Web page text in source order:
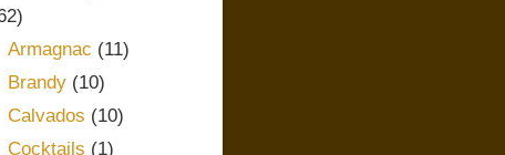
Armagnac (11)
Brandy (10)
Calvados (10)
Cocktails (1)